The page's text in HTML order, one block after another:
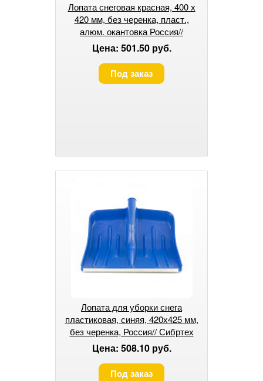
Лопата снеговая красная, 400 х
420 мм, без черенка, пласт.,
алюм. окантовка Россия//
Сибртех
Цена: 501.50 руб.
Под заказ
Лопата для уборки снега
пластиковая, синяя, 420х425 мм,
без черенка, Россия// Сибртех
Цена: 508.10 руб.
Под заказ